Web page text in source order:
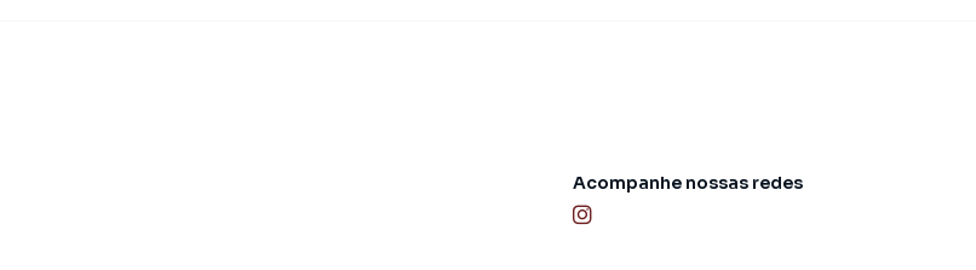
Acompanhe nossas redes